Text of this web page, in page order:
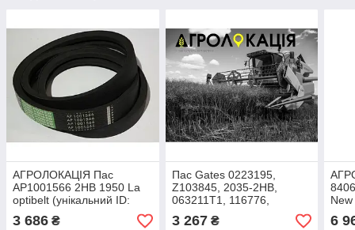
АГРОЛОКАЦІЯ Пас
AP1001566 2HB 1950 La
optibelt (унікальний ID:
AP1001566)
3 686 ₴
Пас Gates 0223195,
Z103845, 2035-2HB,
063211T1, 116776,
E77425A, 1001571
3 267₴
New
ID:
6